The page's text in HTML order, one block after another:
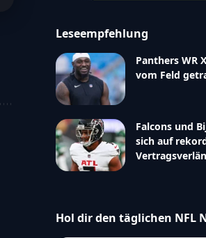
Leseempfehlung
Panthers WR
vom Feld
Falcons und
sich auf
Hol dir den täglichen NFL